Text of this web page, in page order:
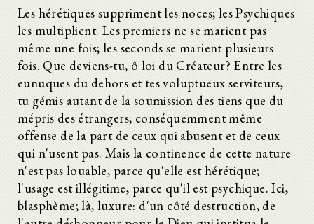
Les hérétiques suppriment les noces; les Psychiques
les multiplient. Les premiers ne se marient pas
même une fois; les seconds se marient plusieurs
fois. Que deviens-tu, ô loi du Créateur? Entre les
eunuques du dehors et tes voluptueux serviteurs,
tu gémis autant de la soumission des tiens que du
mépris des étrangers; conséquemment même
offense de la part de ceux qui abusent et de ceux
qui n'usent pas. Mais la continence de cette nature
n'est pas louable, parce qu'elle est hérétique;
l'usage est illégitime, parce qu'il est psychique. Ici,
blasphème; là, luxure: d'un côté destruction, de